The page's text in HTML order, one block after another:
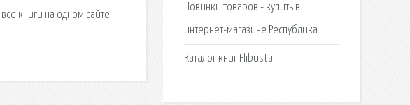
книги на одном сайте.
Новинки товаров - купить в
интернет-магазине Республика.
Каталог книг Flibusta.